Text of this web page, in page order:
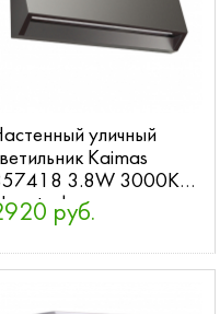
уличный
Kaimas
3.8W 3000K
руб.